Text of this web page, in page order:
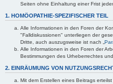
Seiten ohne Einhaltung einer Frist
1. HOMÖOPATHIE-SPEZIFISCHER TEIL
Alle Informationen in den Foren der
"Falldiskussionen" unterliegen der
Dritte, auch auszugsweise ist nach „
Alle Informationen in den Foren der
Bestimmungen des Urheberrechtes
2. EINRÄUMUNG VON
Mit dem Erstellen eines Beitrags